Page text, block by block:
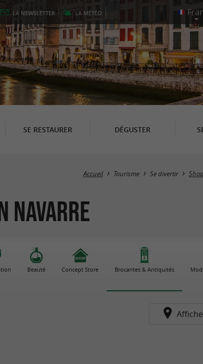
LA NEWSLETTER LA MÉTÉO
SE RESTAURER DÉGUSTER
Accueil Tourisme Se divertir
Navarre
Beauté Concept Store Brocantes & Antiquités